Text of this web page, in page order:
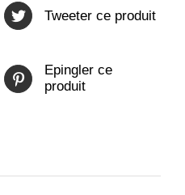
Tweeter ce produit
Epingler ce
produit